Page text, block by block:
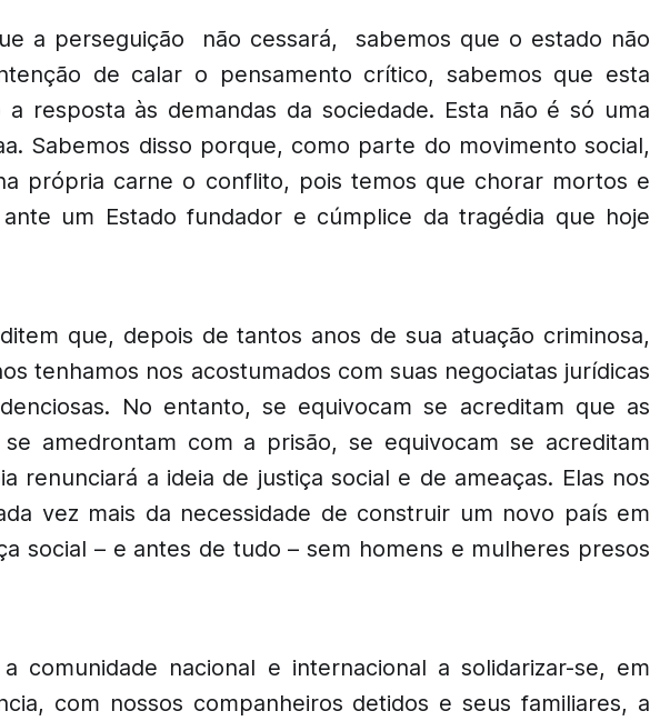
a perseguição não cessará, sabemos que o estado não
de calar o pensamento crítico, sabemos que esta
a resposta às demandas da sociedade. Esta não é só uma
Sabemos disso porque, como parte do movimento social,
própria carne o conflito, pois temos que chorar mortos e
um Estado fundador e cúmplice da tragédia que hoje
que, depois de tantos anos de sua atuação criminosa,
tenhamos nos acostumados com suas negociatas jurídicas
No entanto, se equivocam se acreditam que as
amedrontam com a prisão, se equivocam se acreditam
renunciará a ideia de justiça social e de ameaças. Elas nos
vez mais da necessidade de construir um novo país em
social – e antes de tudo – sem homens e mulheres presos
a comunidade nacional e internacional a solidarizar-se, em
com nossos companheiros detidos e seus familiares, a